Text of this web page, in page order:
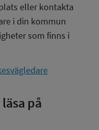
eller kontakta
i din kommun
som finns i
på